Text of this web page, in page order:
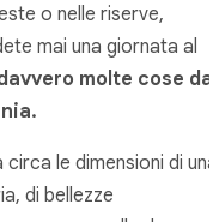
o nelle riserve,
mai una giornata al
molte cose da
le dimensioni di una
di bellezze